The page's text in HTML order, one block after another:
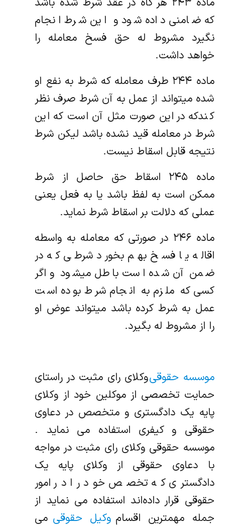
که ضامنی داده شود و این شرط انجام
نگیرد مشروط ‌له حق فسخ معامله را
خواهد داشت.
ماده ۲۴۴ طرف معامله که شرط به نفع او
شده میتواند از عمل به آن شرط صرف نظر
کندکه در این صورت مثل آن است که این
شرط در معامله قید‌ نشده باشد لیکن شرط
نتیجه قابل اسقاط نیست.
ماده ۲۴۵ اسقاط حق حاصل از شرط
ممکن است به لفظ باشد یا به فعل یعنی
عملی که دلالت بر اسقاط شرط نماید.
ماده ۲۴۶ در صورتی که معامله به واسطه
اقاله یا فسخ بهم بخورد شرطی که در
ضمن آن شده است باطل میشود و اگر
کسی که ملزم به انجام‌ شرط بوده است
عمل به شرط کرده باشد میتواند عوض او
را از مشروط ‌له بگیرد.
موسسه حقوقیوکلای رای مثبت در راستای
حمایت تخصصی از موکلین خود از وکلای
پایه یک دادگستری و متخصص در دعاوی
حقوقی و کیفری استفاده می نماید .
موسسه حقوقی وکلای رای مثبت در مواجه
با دعاوی حقوقی از وکلای پایه یک
دادگستری که تخصص خود را در امور
حقوقی قرار داده‌اند استفاده می نماید از
جمله مهمترین اقسام وکیل حقوقی می